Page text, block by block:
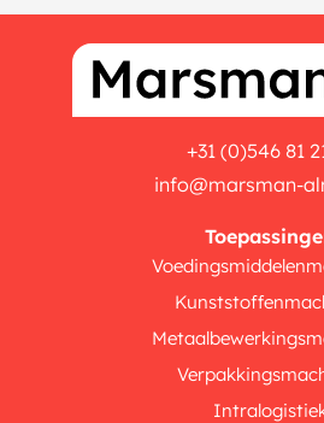
+31 (0)546 81
info@marsman-